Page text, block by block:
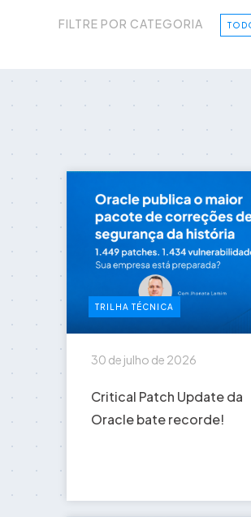
FILTRE POR CATEGORIA
TRILHA TÉCNICA
30 de julho de 2026
Critical Patch Update da
Oracle bate recorde!